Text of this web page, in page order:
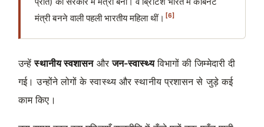
मंत्री बनने वाली पहली भारतीय महिला थीं। [6]
उन्हेंस्थानीय स्वशासनऔरजन-स्वास्थ्यविभागों की जिम्मेदारी दी
गई। उन्होंने लोगों के स्वास्थ्य और स्थानीय प्रशासन से जुड़े कई
काम किए।